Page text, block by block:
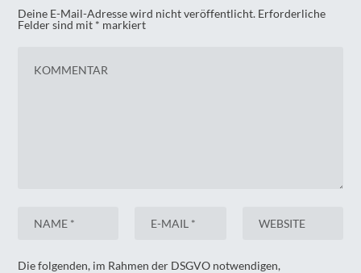
Deine E-Mail-Adresse wird nicht veröffentlicht. Erforderliche
Felder sind mit * markiert
Die folgenden, im Rahmen der DSGVO notwendigen,